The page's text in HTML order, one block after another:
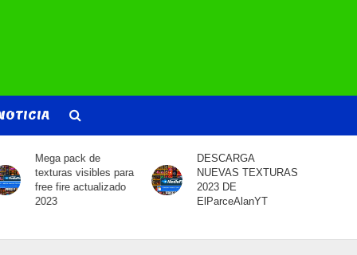
DESCARGA
NUEVAS TEXTURAS
2023 DE
ElParceAlanYT
DESCARGA MIX
CUMBIAS QUE DAN
SED